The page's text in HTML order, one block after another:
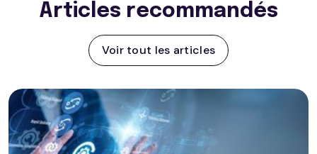
Articles recommandés
Voir tout les articles